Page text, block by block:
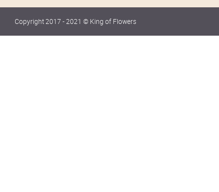
Copyright 2017 - 2021 © King of Flowers